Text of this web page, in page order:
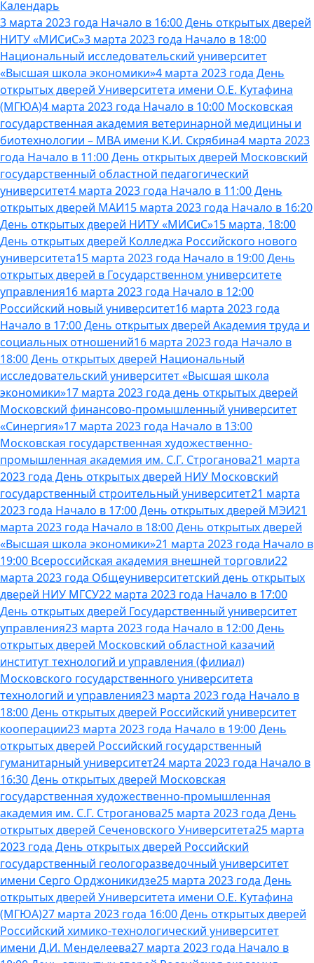
Календарь
3 марта 2023 года Начало в 16:00 День открытых дверей
НИТУ «МИСиС»3 марта 2023 года Начало в 18:00
Национальный исследовательский университет
«Высшая школа экономики»4 марта 2023 года День
открытых дверей Университета имени О.Е. Кутафина
(МГЮА)4 марта 2023 года Начало в 10:00 Московская
государственная академия ветеринарной медицины и
биотехнологии – МВА имени К.И. Скрябина4 марта 2023
года Начало в 11:00 День открытых дверей Московский
государственный областной педагогический
университет4 марта 2023 года Начало в 11:00 День
открытых дверей МАИ15 марта 2023 года Начало в 16:20
День открытых дверей НИТУ «МИСиС»15 марта, 18:00
День открытых дверей Колледжа Российского нового
университета15 марта 2023 года Начало в 19:00 День
открытых дверей в Государственном университете
управления16 марта 2023 года Начало в 12:00
Российский новый университет16 марта 2023 года
Начало в 17:00 День открытых дверей Академия труда и
социальных отношений16 марта 2023 года Начало в
18:00 День открытых дверей Национальный
исследовательский университет «Высшая школа
экономики»17 марта 2023 года день открытых дверей
Московский финансово-промышленный университет
«Синергия»17 марта 2023 года Начало в 13:00
Московская государственная художественно-
промышленная академия им. С.Г. Строганова21 марта
2023 года День открытых дверей НИУ Московский
государственный строительный университет21 марта
2023 года Начало в 17:00 День открытых дверей МЭИ21
марта 2023 года Начало в 18:00 День открытых дверей
«Высшая школа экономики»21 марта 2023 года Начало в
19:00 Всероссийская академия внешней торговли22
марта 2023 года Общеуниверситетский день открытых
дверей НИУ МГСУ22 марта 2023 года Начало в 17:00
День открытых дверей Государственный университет
управления23 марта 2023 года Начало в 12:00 День
открытых дверей Московский областной казачий
институт технологий и управления (филиал)
Московского государственного университета
технологий и управления23 марта 2023 года Начало в
18:00 День открытых дверей Российский университет
кооперации23 марта 2023 года Начало в 19:00 День
открытых дверей Российский государственный
гуманитарный университет24 марта 2023 года Начало в
16:30 День открытых дверей Московская
государственная художественно-промышленная
академия им. С.Г. Строганова25 марта 2023 года День
открытых дверей Сеченовского Университета25 марта
2023 года День открытых дверей Российский
государственный геологоразведочный университет
имени Серго Орджоникидзе25 марта 2023 года День
открытых дверей Университета имени О.Е. Кутафина
(МГЮА)27 марта 2023 года 16:00 День открытых дверей
Российский химико-технологический университет
имени Д.И. Менделеева27 марта 2023 года Начало в